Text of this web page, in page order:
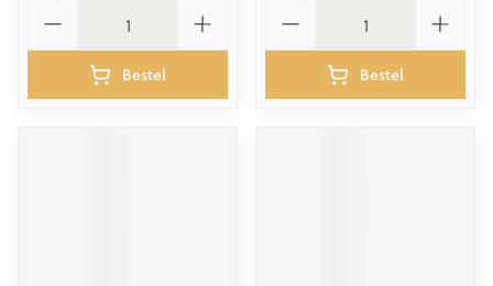
Bestel Bestel